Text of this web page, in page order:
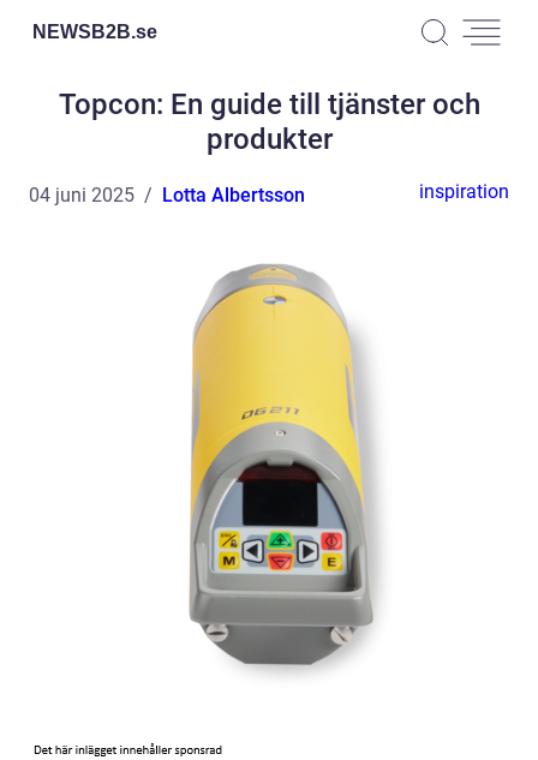
NEWSB2B.se
Topcon: En guide till tjänster och
produkter
04 juni 2025 Lotta Albertsson inspiration